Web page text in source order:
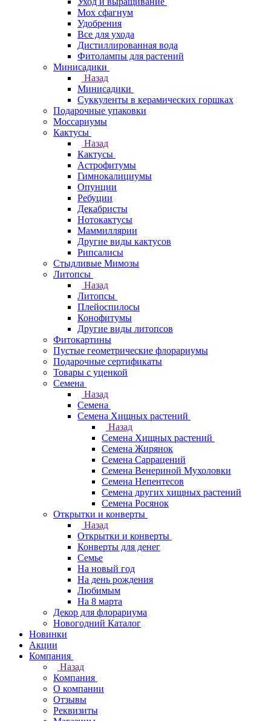
Мох сфагнум
Удобрения
Все для ухода
Дистиллированная вода
Фитолампы для растений
Минисадики
Назад
Минисадики
Суккуленты в керамических горшках
Подарочные упаковки
Моссариумы
Кактусы
Назад
Кактусы
Астрофитумы
Гимнокалициумы
Опунции
Ребуции
Декабристы
Нотокактусы
Маммиллярии
Другие виды кактусов
Рипсалисы
Стыдливые Мимозы
Литопсы
Назад
Литопсы
Плейоспилосы
Конофитумы
Другие виды литопсов
Фитокартины
Пустые геометрические флорариумы
Подарочные сертификаты
Товары с уценкой
Семена
Назад
Семена
Семена Хищных растений
Назад
Семена Хищных растений
Семена Жирянок
Семена Саррацений
Семена Венериной Мухоловки
Семена Непентесов
Семена других хищных растений
Семена Росянок
Открытки и конверты
Назад
Открытки и конверты
Конверты для денег
Семье
На новый год
На день рождения
Любимым
На 8 марта
Декор для флорариума
Новогодний Каталог
Новинки
Акции
Компания
Назад
Компания
О компании
Отзывы
Реквизиты